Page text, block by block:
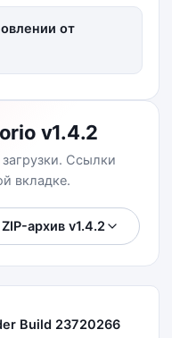
от
v1.4.2
Ссылки
вкладке.
ZIP-архив v1.4.2
Build 23720266